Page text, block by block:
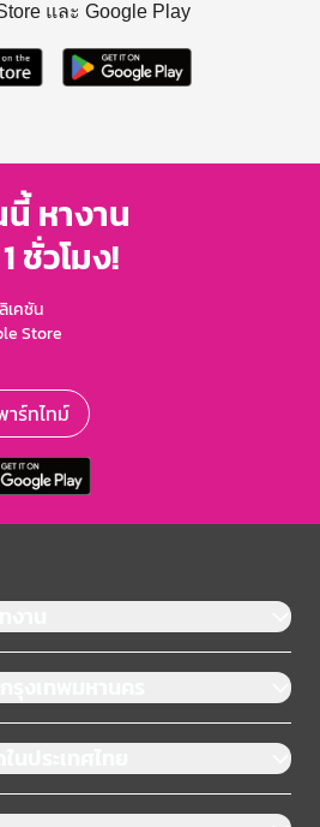
และ Google Play
หางาน
ชั่วโมง!
เคชัน
Store
าร์ทไทม์
าน
งเทพมหานคร
ประเทศไทย